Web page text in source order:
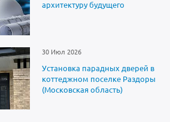
архитектуру будущего
30 Июл 2026
Установка парадных дверей в
коттеджном поселке Раздоры
(Московская область)